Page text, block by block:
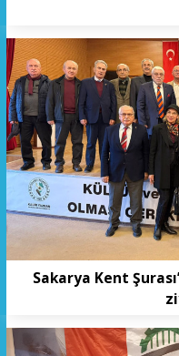
Sakarya Kent